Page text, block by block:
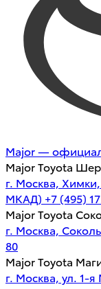
Major —
Major Toyota
г. Москва,
МКАД) +7 (495)
Major Toyota
г. Москва,
80
Major Toyota
г. Москва, ул. 1-